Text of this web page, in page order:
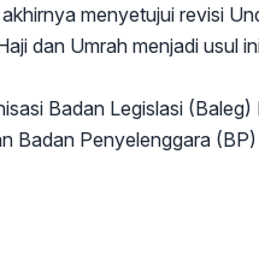
menyetujui revisi
dan Umrah menjadi usul
Badan Legislasi (Baleg)
Badan Penyelenggara